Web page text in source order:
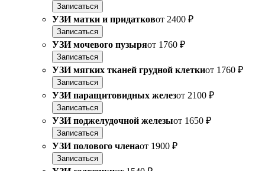
Записаться
УЗИ матки и придатковот 2400 ₽
Записаться
УЗИ мочевого пузыряот 1760 ₽
Записаться
УЗИ мягких тканей грудной клеткиот 1760 ₽
Записаться
УЗИ паращитовидных железот 2100 ₽
Записаться
УЗИ поджелудочной железыот 1650 ₽
Записаться
УЗИ полового членаот 1900 ₽
Записаться